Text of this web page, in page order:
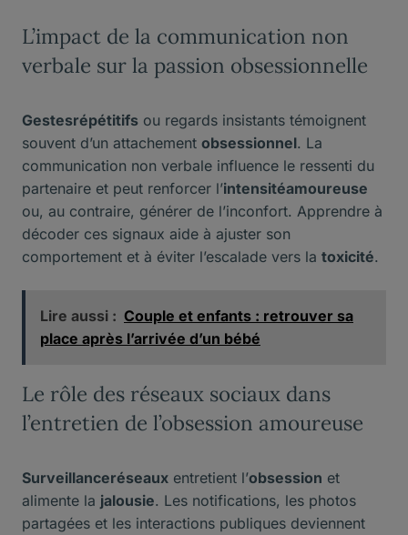
L’impact de la communication non
verbale sur la passion obsessionnelle
Gestesrépétitifs ou regards insistants témoignent
souvent d’un attachement obsessionnel. La
communication non verbale influence le ressenti du
partenaire et peut renforcer l’intensitéamoureuse
ou, au contraire, générer de l’inconfort. Apprendre à
décoder ces signaux aide à ajuster son
comportement et à éviter l’escalade vers la toxicité.
Lire aussi : Couple et enfants : retrouver sa
place après l’arrivée d’un bébé
Le rôle des réseaux sociaux dans
l’entretien de l’obsession amoureuse
Surveillanceréseaux entretient l’obsession et
alimente la jalousie. Les notifications, les photos
partagées et les interactions publiques deviennent